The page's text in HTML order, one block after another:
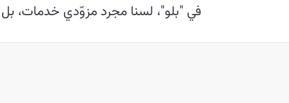
في "بلو"، لسنا مجرد مزوّدي خدمات،